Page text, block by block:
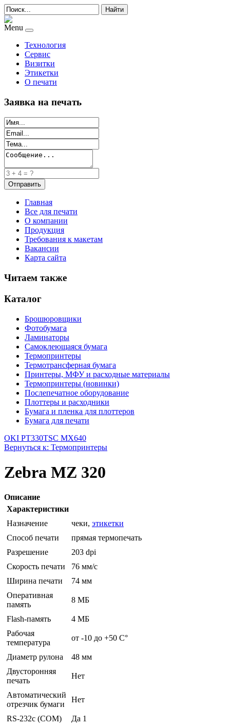
Найти
Menu
Технология
Сервис
Визитки
Этикетки
О печати
Заявка на печать
Главная
Все для печати
О компании
Продукция
Требования к макетам
Вакансии
Карта сайта
Читаем также
Каталог
Брошюровщики
Фотобумага
Ламинаторы
Самоклеющаяся бумага
Термопринтеры
Термотрансферная бумага
Принтеры, МФУ и расходные материалы
Термопринтеры (новинки)
Послепечатное оборудование
Плоттеры и расходники
Бумага и пленка для плоттеров
Бумага для печати
OKI PT330TSC MX640
Вернуться к: Термопринтеры
Zebra MZ 320
Описание
Характеристики
Назначение
чеки, этикетки
Способ печати
прямая термопечать
Разрешение
203 dpi
Скорость печати
76 мм/с
Ширина печати
74 мм
Оперативная
память
8 МБ
Flash-память
4 МБ
Рабочая
температура
от -10 до +50 C°
Диаметр рулона
48 мм
Двусторонняя
печать
Нет
Автоматический
отрезчик бумаги
Нет
RS-232c (COM)
Да 1